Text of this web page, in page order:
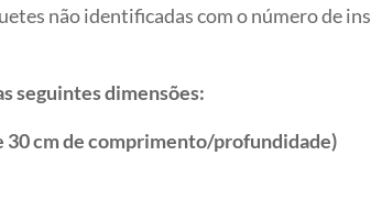
não identificadas com o número de
seguintes dimensões:
30 cm de comprimento/profundidade)